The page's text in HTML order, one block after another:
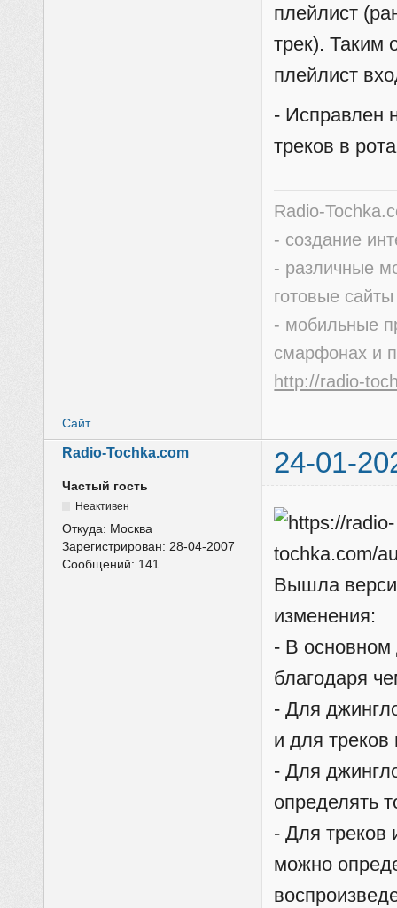
плейлист
трек). Таким
плейлист
- Исправлен
треков в
Radio-
- создание
- различные
готовые
- мобильные
смарфонах и
http://radio-
Сайт
Radio-Tochka.com 24-01-
Частый гость
Неактивен
Откуда: Москва
Зарегистрирован: 28-04-2007
Сообщений: 141
Вышла
изменения:
- В
благодаря
- Для
и для треков
- Для
определять
- Для треков
можно